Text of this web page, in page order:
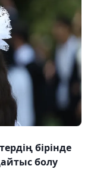
бірінде
болу